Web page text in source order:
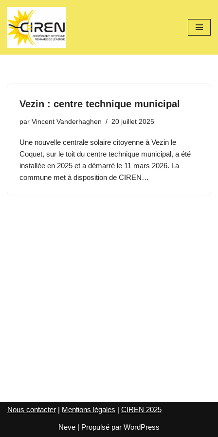
Aller
au
contenu
Vezin : centre technique municipal
par Vincent Vanderhaghen 20 juillet 2025
Une nouvelle centrale solaire citoyenne à Vezin le
Coquet, sur le toit du centre technique municipal, a été
installée en 2025 et a démarré le 11 mars 2026. La
commune met à disposition de CIREN…
Nous contacter | Mentions légales | CIREN 2025
Neve | Propulsé par WordPress